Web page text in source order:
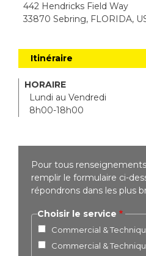
442 Hendricks Field Way
33870 Sebring, FLORIDA,
Itinéraire
HORAIRE
Lundi au Vendredi
8h00-18h00
Pour tous
remplir le formulaire ci-
répondrons dans les plus
Choisir le service
Commercial &
Commercial &